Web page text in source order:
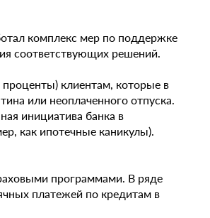
комплекс мер по поддержке
соответствующих решений.
клиентам, которые в
или неоплаченного отпуска.
инициатива банка в
как ипотечные каникулы).
программами. В ряде
платежей по кредитам в